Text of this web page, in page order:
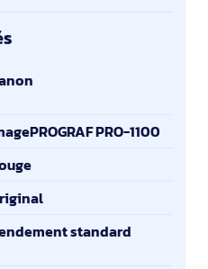
PRO-1100
standard